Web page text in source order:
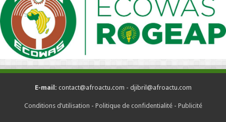
E-mail: contact@afroactu.com - djibril@afroactu.com
Conditions d’utilisation - Politique de confidentialité- Publicité